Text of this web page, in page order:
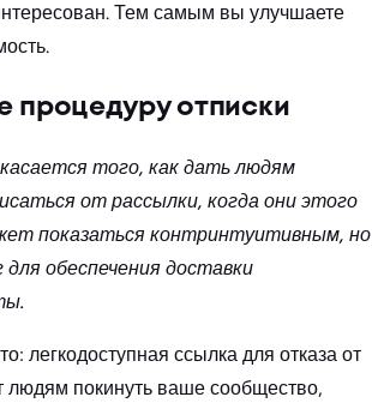
Тем самым вы улучшаете
процедуру отписки
того, как дать людям
от рассылки, когда они этого
показаться контринтуитивным, но
обеспечения доставки
легкодоступная ссылка для отказа от
людям покинуть ваше сообщество,